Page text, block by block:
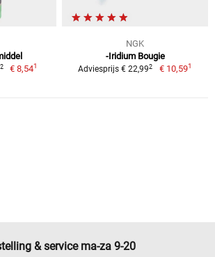
2 € 8,541
NGK
-Iridium Bougie
Adviesprijs € 22,992 € 10,591
& service ma-za 9-20